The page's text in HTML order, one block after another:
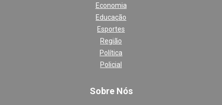
Economia
Educação
Esportes
Região
Política
Policial
Sobre Nós